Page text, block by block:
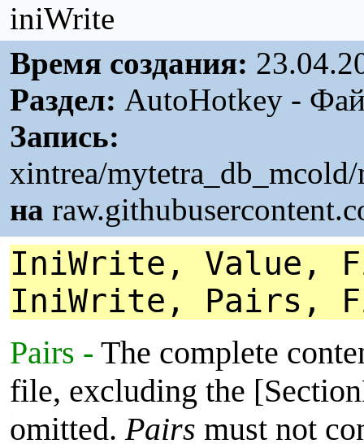
iniWrite
Время создания:
Раздел: AutoHotkey -
Запись:
xintrea/
на
IniWrite, Value,
IniWrite, Pairs,
Pairs - The complete
file, excluding the
omitted.Pairs must not